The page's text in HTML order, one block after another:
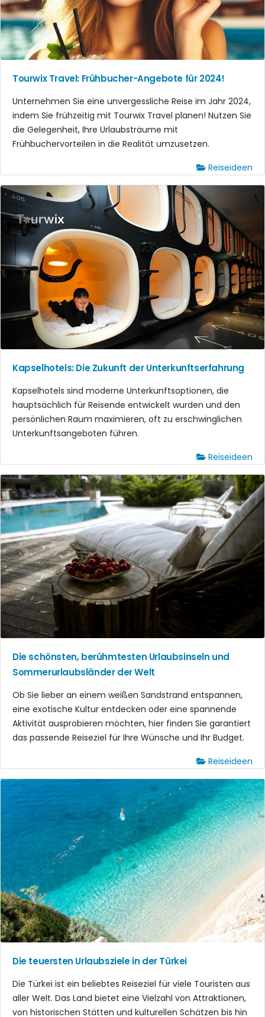
Tourwix Travel: Frühbucher-Angebote für 2024!
Unternehmen Sie eine unvergessliche Reise im Jahr 2024,
indem Sie frühzeitig mit Tourwix Travel planen! Nutzen Sie
die Gelegenheit, Ihre Urlaubsträume mit
Frühbuchervorteilen in die Realität umzusetzen.
Reiseideen
Kapselhotels: Die Zukunft der Unterkunftserfahrung
Kapselhotels sind moderne Unterkunftsoptionen, die
hauptsächlich für Reisende entwickelt wurden und den
persönlichen Raum maximieren, oft zu erschwinglichen
Unterkunftsangeboten führen.
Reiseideen
Die schönsten, berühmtesten Urlaubsinseln und
Sommerurlaubsländer der Welt
Ob Sie lieber an einem weißen Sandstrand entspannen,
eine exotische Kultur entdecken oder eine spannende
Aktivität ausprobieren möchten, hier finden Sie garantiert
das passende Reiseziel für Ihre Wünsche und Ihr Budget.
Reiseideen
Die teuersten Urlaubsziele in der Türkei
Die Türkei ist ein beliebtes Reiseziel für viele Touristen aus
aller Welt. Das Land bietet eine Vielzahl von Attraktionen,
von historischen Stätten und kulturellen Schätzen bis hin